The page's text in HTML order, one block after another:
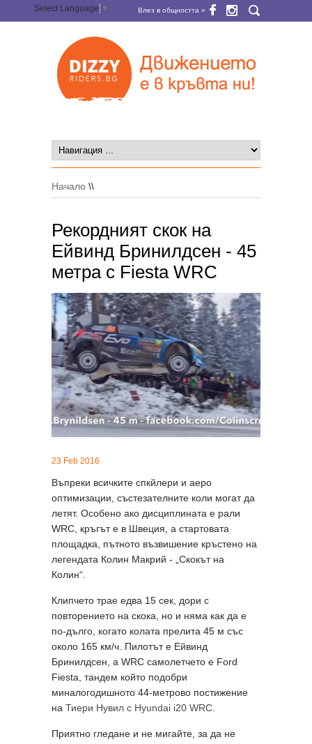
Select Language ▼ Влез в общността »
Начало \\
Рекордният скок на
Ейвинд Бринилдсен - 45
метра с Fiesta WRC
23 Feb 2016
Въпреки всичките спкйлери и аеро
оптимизации, състезателните коли могат да
летят. Особено ако дисциплината е рали
WRC, кръгът е в Швеция, а стартовата
площадка, пътното възвишение кръстено на
легендата Колин Макрий - „Скокът на
Колин“.
Клипчето трае едва 15 сек, дори с
повторението на скока, но и няма как да е
по-дълго, когато колата прелита 45 м със
около 165 км/ч. Пилотът е Ейвинд
Бринилдсен, а WRC самолетчето e Ford
Fiesta, тандем който подобри
миналогодишното 44-метрово постижение
на Тиери Нувил с Hyundai i20 WRC.
Приятно гледане и не мигайте, за да не